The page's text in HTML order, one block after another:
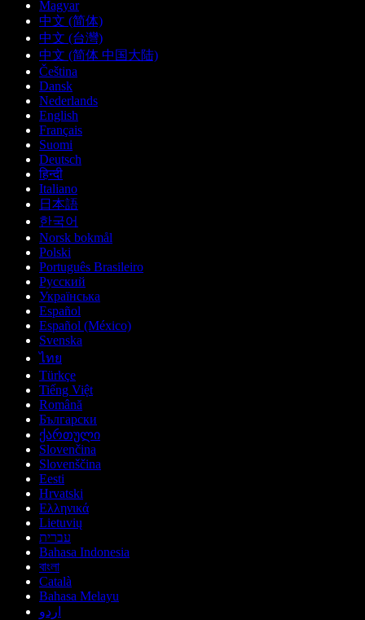
Magyar
中文 (简体)
中文 (台灣)
中文 (简体 中国大陆)
Čeština
Dansk
Nederlands
English
Français
Suomi
Deutsch
हिन्दी
Italiano
日本語
한국어
Norsk bokmål
Polski
Português Brasileiro
Русский
Українська
Español
Español (México)
Svenska
ไทย
Türkçe
Tiếng Việt
Română
Български
ქართული
Slovenčina
Slovenščina
Eesti
Hrvatski
Ελληνικά
Lietuvių
עברית
Bahasa Indonesia
বাংলা
Català
Bahasa Melayu
اردو